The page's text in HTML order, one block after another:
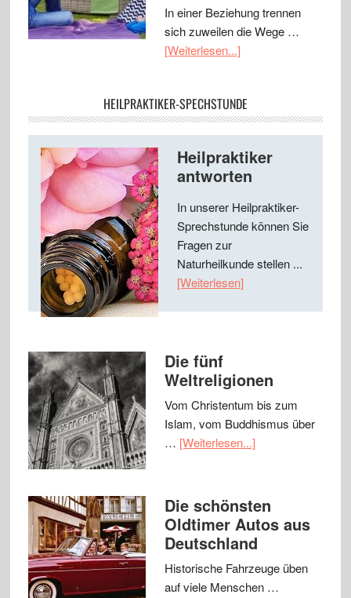
In einer Beziehung trennen
sich zuweilen die Wege …
[Weiterlesen...]
HEILPRAKTIKER-SPECHSTUNDE
Heilpraktiker
antworten
In unserer Heilpraktiker-
Sprechstunde können Sie
Fragen zur
Naturheilkunde stellen ...
[Weiterlesen]
Die fünf
Weltreligionen
Vom Christentum bis zum
Islam, vom Buddhismus über
… [Weiterlesen...]
Die schönsten
Oldtimer Autos aus
Deutschland
Historische Fahrzeuge üben
auf viele Menschen …